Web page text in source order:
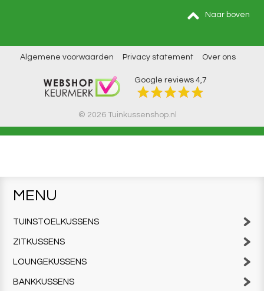
Naar boven
Algemene voorwaarden Privacy statement Over ons
Google reviews 4,7
© 2026 Tuinkussenshop.nl
MENU
TUINSTOELKUSSENS
ZITKUSSENS
LOUNGEKUSSENS
BANKKUSSENS